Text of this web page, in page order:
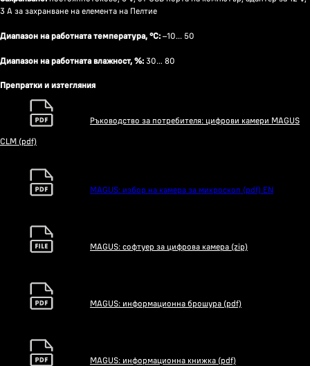
3 A за захранване на елемента на Пелтие
Диапазон на работната температура, °C: –10... 50
Диапазон на работната влажност, %: 30… 80
Препратки и изтегляния
Ръководство за потребителя: цифрови камери MAGUS
CLM (pdf)
MAGUS: избор на камера за микроскоп (pdf) EN
MAGUS: софтуер за цифрова камера (zip)
MAGUS: информационна брошура (pdf)
MAGUS: информационна книжка (pdf)